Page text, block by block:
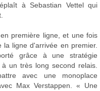
à Sebastian Vettel qui
première ligne, et une fois
ligne d'arrivée en premier.
grâce à une stratégie
un très long second relais.
avec une monoplace
Max Verstappen. « Une